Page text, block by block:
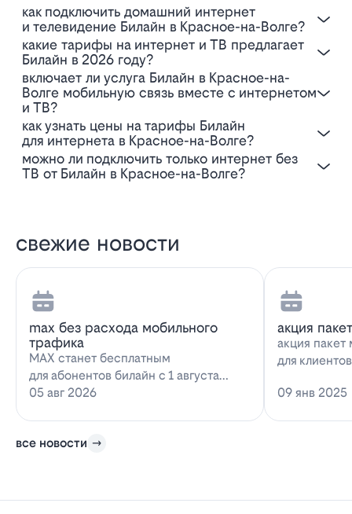
Как подключить домашний интернет
и телевидение Билайн в Красное-на-Волге?
Какие тарифы на интернет и ТВ предлагает
Билайн в 2026 году?
Включает ли услуга Билайн в Красное-на-
Волге мобильную связь вместе с интернетом
и ТВ?
Как узнать цены на тарифы Билайн
для интернета в Красное-на-Волге?
Можно ли подключить только интернет без
ТВ от Билайн в Красное-на-Волге?
свежие новости
max без расхода мобильного
трафика
MAX станет бесплатным
для абонентов билайн с 1 августа
2026 года использование
05 авг 2026
акция
акция пакет
для
09 янв 2025
все новости